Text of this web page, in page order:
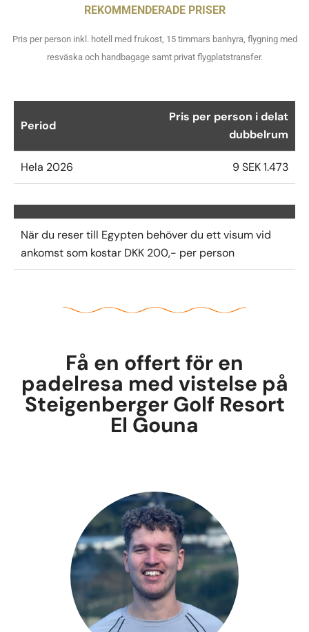
REKOMMENDERADE PRISER
Pris per person inkl. hotell med frukost, 15 timmars banhyra, flygning med
resväska och handbagage samt privat flygplatstransfer.
Period
Pris per person i delat
dubbelrum
Hela 2026 9 SEK 1.473
När du reser till Egypten behöver du ett visum vid
ankomst som kostar DKK 200,- per person
Få en offert för en
padelresa med vistelse på
Steigenberger Golf Resort
El Gouna